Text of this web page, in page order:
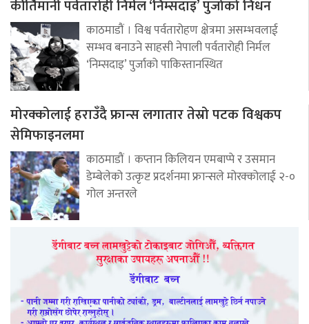
कीर्तिमानी पर्वतारोही निर्मल ‘निम्सदाइ’ पुर्जाको निधन
काठमाडौं । विश्व पर्वतारोहण क्षेत्रमा असम्भवलाई
सम्भव बनाउने साहसी नेपाली पर्वतारोही निर्मल
‘निम्सदाइ’ पुर्जाको पाकिस्तानस्थित
मोरक्कोलाई हराउँदै फ्रान्स लगातार तेस्रो पटक विश्वकप
सेमिफाइनलमा
काठमाडौं । कप्तान किलियन एमबाप्पे र उसमान
डेम्बेलेको उत्कृष्ट प्रदर्शनमा फ्रान्सले मोरक्कोलाई २-०
गोल अन्तरले